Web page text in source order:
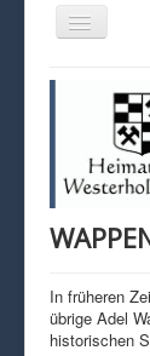
Navigation
an/aus
KONTAKT
In früheren
übrige Adel
historischen